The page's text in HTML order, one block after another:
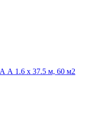
А 1.6 x 37.5 м, 60 м2